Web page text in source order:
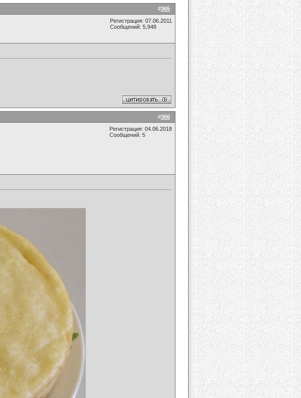
#365
Регистрация: 07.06.2011
Сообщений: 5,948
#366
Регистрация: 04.06.2018
Сообщений: 5